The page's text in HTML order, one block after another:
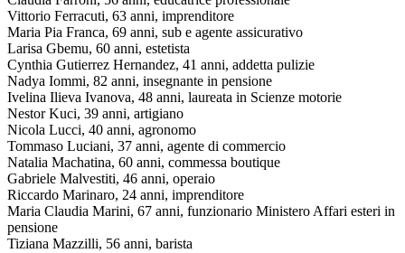
Vittorio Ferracuti, 63 anni, imprenditore
Maria Pia Franca, 69 anni, sub e agente assicurativo
Larisa Gbemu, 60 anni, estetista
Cynthia Gutierrez Hernandez, 41 anni, addetta pulizie
Nadya Iommi, 82 anni, insegnante in pensione
Ivelina Ilieva Ivanova, 48 anni, laureata in Scienze motorie
Nestor Kuci, 39 anni, artigiano
Nicola Lucci, 40 anni, agronomo
Tommaso Luciani, 37 anni, agente di commercio
Natalia Machatina, 60 anni, commessa boutique
Gabriele Malvestiti, 46 anni, operaio
Riccardo Marinaro, 24 anni, imprenditore
Maria Claudia Marini, 67 anni, funzionario Ministero Affari esteri in
pensione
Tiziana Mazzilli, 56 anni, barista